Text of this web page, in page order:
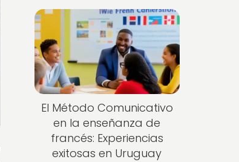
El Método Comunicativo
en la enseñanza de
francés: Experiencias
exitosas en Uruguay